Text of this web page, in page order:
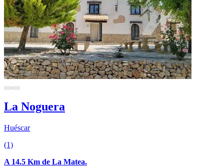
La Noguera
Huéscar
(1)
A 14.5 Km de La Matea.